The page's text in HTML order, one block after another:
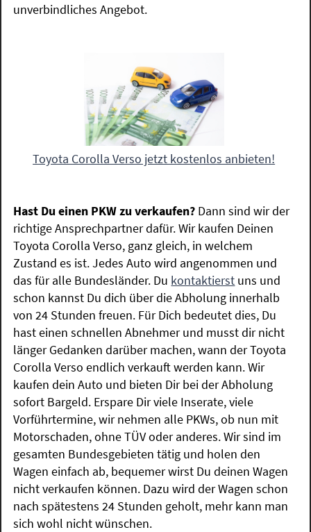
unverbindliches Angebot.
Toyota Corolla Verso jetzt kostenlos anbieten!
Hast Du einen PKW zu verkaufen? Dann sind wir der
richtige Ansprechpartner dafür. Wir kaufen Deinen
Toyota Corolla Verso, ganz gleich, in welchem
Zustand es ist. Jedes Auto wird angenommen und
das für alle Bundesländer. Du kontaktierst uns und
schon kannst Du dich über die Abholung innerhalb
von 24 Stunden freuen. Für Dich bedeutet dies, Du
hast einen schnellen Abnehmer und musst dir nicht
länger Gedanken darüber machen, wann der Toyota
Corolla Verso endlich verkauft werden kann. Wir
kaufen dein Auto und bieten Dir bei der Abholung
sofort Bargeld. Erspare Dir viele Inserate, viele
Vorführtermine, wir nehmen alle PKWs, ob nun mit
Motorschaden, ohne TÜV oder anderes. Wir sind im
gesamten Bundesgebieten tätig und holen den
Wagen einfach ab, bequemer wirst Du deinen Wagen
nicht verkaufen können. Dazu wird der Wagen schon
nach spätestens 24 Stunden geholt, mehr kann man
sich wohl nicht wünschen.